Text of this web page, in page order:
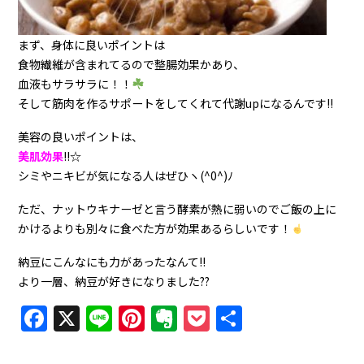
まず、身体に良いポイントは
食物繊維が含まれてるので整腸効果かあり、
血液もサラサラに！！
そして筋肉を作るサポートをしてくれて代謝upになるんです!!
美容の良いポイントは、
美肌効果!!☆
シミやニキビが気になる人はぜひヽ(^0^)ﾉ
ただ、ナットウキナーゼと言う酵素が熱に弱いのでご飯の上に
かけるよりも別々に食べた方が効果あるらしいです！
納豆にこんなにも力があったなんて!!
より一層、納豆が好きになりました??
Facebook
X LinePinterest
Evernote
Pocket